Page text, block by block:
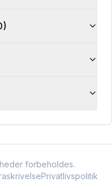
forbeholdes.
Privatlivspolitik